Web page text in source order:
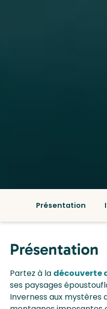
Présentation
Présentation
Partez à la découverte
ses paysages
Inverness aux mystères